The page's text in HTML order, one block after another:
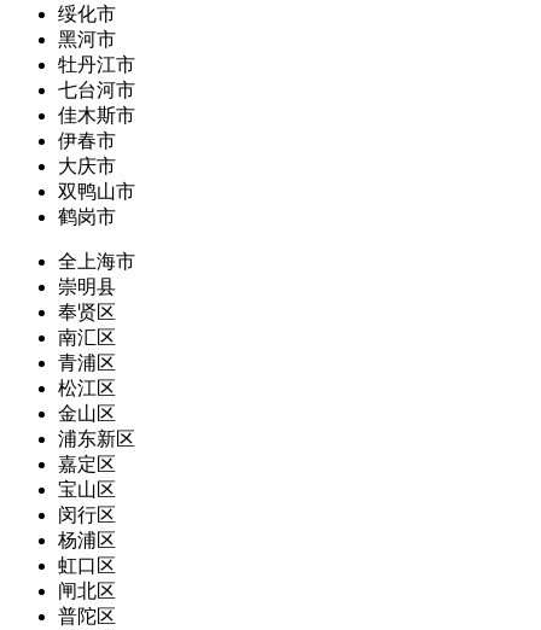
绥化市
黑河市
牡丹江市
七台河市
佳木斯市
伊春市
大庆市
双鸭山市
鹤岗市
全上海市
崇明县
奉贤区
南汇区
青浦区
松江区
金山区
浦东新区
嘉定区
宝山区
闵行区
杨浦区
虹口区
闸北区
普陀区